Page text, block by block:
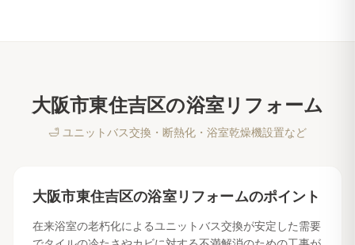
大阪市東住吉区の浴室リフォーム
🛁 ユニットバス交換・断熱化・浴室乾燥機設置など
大阪市東住吉区の浴室リフォームのポイント
在来浴室の老朽化によるユニットバス交換が安定した需要